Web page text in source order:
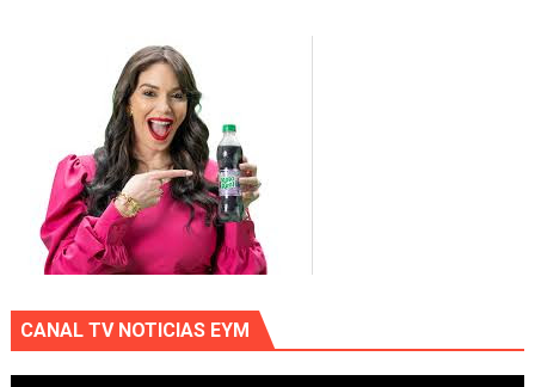
CANAL TV NOTICIAS EYM